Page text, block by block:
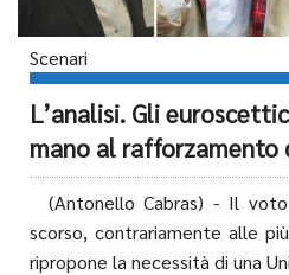
Scenari
L’analisi. Gli
mano al rafforzamento
(Antonello Cabras) - Il
scorso, contrariamente alle
ripropone la necessità di una